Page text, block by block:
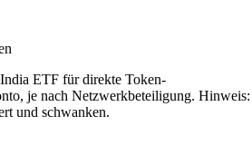
ETF für direkte Token-
je nach Netzwerkbeteiligung. Hinweis:
und schwanken.